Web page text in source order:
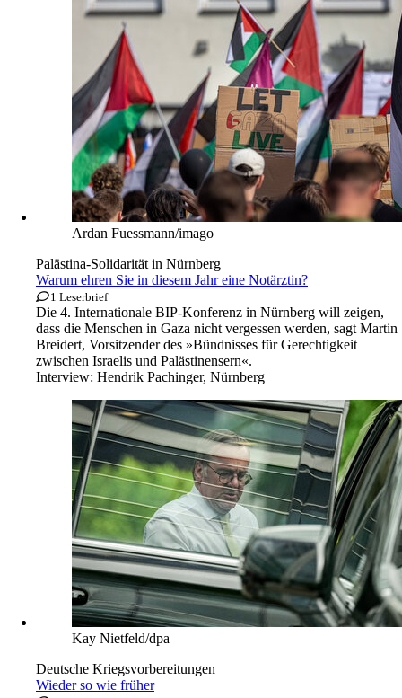
Ardan Fuessmann/imago
Palästina-Solidarität in Nürnberg
Warum ehren Sie in diesem Jahr eine Notärztin?
1 Leserbrief
Die 4. Internationale BIP-Konferenz in Nürnberg will zeigen,
dass die Menschen in Gaza nicht vergessen werden, sagt Martin
Breidert, Vorsitzender des »Bündnisses für Gerechtigkeit
zwischen Israelis und Palästinensern«.
Interview: Hendrik Pachinger, Nürnberg
Kay Nietfeld/dpa
Deutsche Kriegsvorbereitungen
Wieder so wie früher